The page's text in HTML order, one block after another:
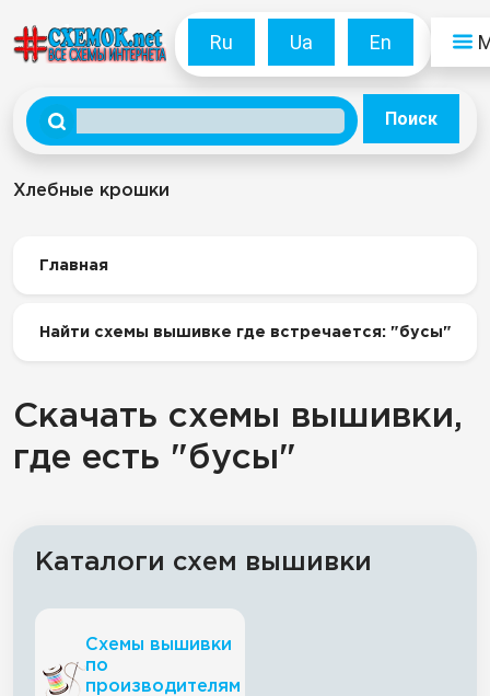
Ru Ua En
Поиск
Хлебные крошки
Главная
Найти схемы вышивке где встречается: "бусы"
Скачать схемы вышивки,
где есть "бусы"
Каталоги схем вышивки
Схемы вышивки
по
производителям